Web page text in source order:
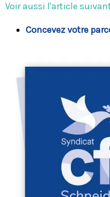
Voir aussi l'article
Concevez votre